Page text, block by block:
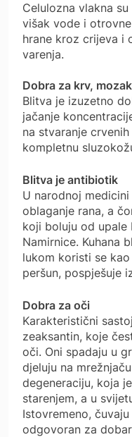
Celulozna vlakna
višak vode i
hrane kroz crijeva i
varenja.
Dobra za krv,
Blitva je izuzetno
jačanje
na stvaranje
kompletnu
Blitva je antibiotik
U narodnoj
oblaganje rana, a
koji boluju od upale
Namirnice. Kuhana
lukom koristi se
peršun, pospješuje
Dobra za oči
Karakteristični
zeaksantin, koje
oči. Oni spadaju u
djeluju na
degeneraciju, koja
starenjem, a u
Istovremeno,
odgovoran za